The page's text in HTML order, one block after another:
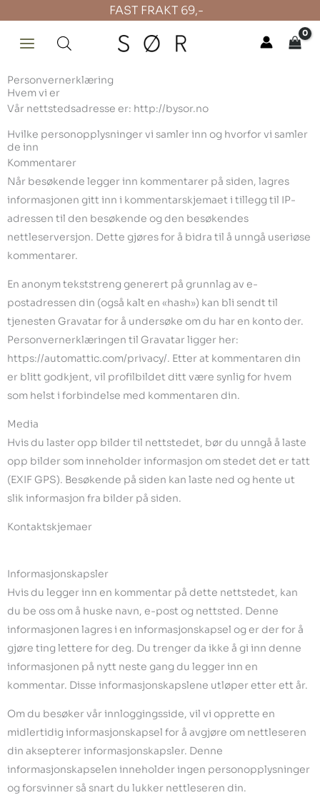
FAST FRAKT 69,-
Personvernerklæring
Hvem vi er
Vår nettstedsadresse er: http://bysor.no
Hvilke personopplysninger vi samler inn og hvorfor vi samler
de inn
Kommentarer
Når besøkende legger inn kommentarer på siden, lagres
informasjonen gitt inn i kommentarskjemaet i tillegg til IP-
adressen til den besøkende og den besøkendes
nettleserversjon. Dette gjøres for å bidra til å unngå useriøse
kommentarer.
En anonym tekststreng generert på grunnlag av e-
postadressen din (også kalt en «hash») kan bli sendt til
tjenesten Gravatar for å undersøke om du har en konto der.
Personvernerklæringen til Gravatar ligger her:
https://automattic.com/privacy/. Etter at kommentaren din
er blitt godkjent, vil profilbildet ditt være synlig for hvem
som helst i forbindelse med kommentaren din.
Media
Hvis du laster opp bilder til nettstedet, bør du unngå å laste
opp bilder som inneholder informasjon om stedet det er tatt
(EXIF GPS). Besøkende på siden kan laste ned og hente ut
slik informasjon fra bilder på siden.
Kontaktskjemaer
Informasjonskapsler
Hvis du legger inn en kommentar på dette nettstedet, kan
du be oss om å huske navn, e-post og nettsted. Denne
informasjonen lagres i en informasjonskapsel og er der for å
gjøre ting lettere for deg. Du trenger da ikke å gi inn denne
informasjonen på nytt neste gang du legger inn en
kommentar. Disse informasjonskapslene utløper etter ett år.
Om du besøker vår innloggingsside, vil vi opprette en
midlertidig informasjonskapsel for å avgjøre om nettleseren
din aksepterer informasjonskapsler. Denne
informasjonskapselen inneholder ingen personopplysninger
og forsvinner så snart du lukker nettleseren din.